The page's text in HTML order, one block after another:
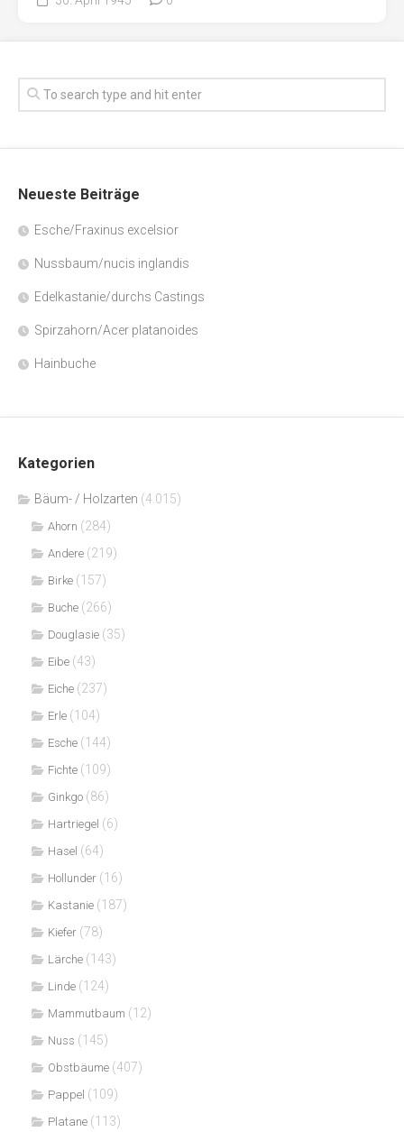
Neueste Beiträge
Esche/Fraxinus excelsior
Nussbaum/nucis inglandis
Edelkastanie/durchs Castings
Spirzahorn/Acer platanoides
Hainbuche
Kategorien
Bäum- / Holzarten (4.015)
Ahorn (284)
Andere (219)
Birke (157)
Buche (266)
Douglasie (35)
Eibe (43)
Eiche (237)
Erle (104)
Esche (144)
Fichte (109)
Ginkgo (86)
Hartriegel (6)
Hasel (64)
Hollunder (16)
Kastanie (187)
Kiefer (78)
Lärche (143)
Linde (124)
Mammutbaum (12)
Nuss (145)
Obstbäume (407)
Pappel (109)
Platane (113)